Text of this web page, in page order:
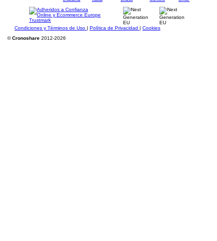
Condiciones y Términos de Uso | Política de Privacidad | Cookies
©Cronoshare 2012-2026